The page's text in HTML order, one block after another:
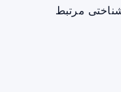
مرتبط